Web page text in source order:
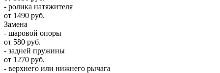
- ролика натяжителя
от 1490 руб.
Замена
- шаровой опоры
от 580 руб.
- задней пружины
от 1270 руб.
- верхнего или нижнего рычага